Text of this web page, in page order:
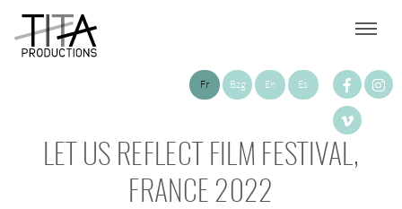
Fr Bzg En Es
LET US REFLECT FILM FESTIVAL,
FRANCE 2022